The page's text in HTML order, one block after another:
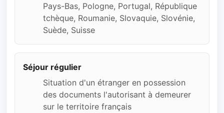
Pays-Bas, Pologne, Portugal, République
tchèque, Roumanie, Slovaquie, Slovénie,
Suède, Suisse
Séjour régulier
Situation d'un étranger en possession
des documents l'autorisant à demeurer
sur le territoire français